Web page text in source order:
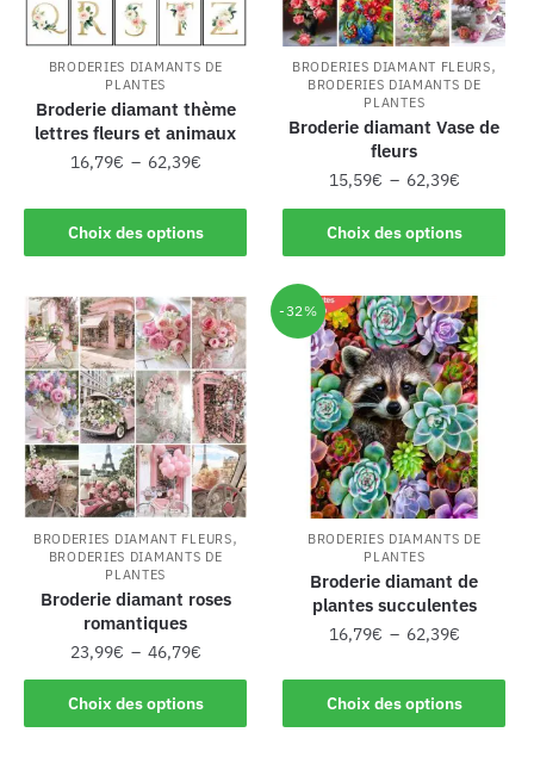
BRODERIES DIAMANTS DE
PLANTES
Broderie diamant thème
lettres fleurs et animaux
16,79€ – 62,39€
Choix des options
BRODERIES DIAMANT FLEURS,
BRODERIES DIAMANTS DE
PLANTES
Broderie diamant Vase de
fleurs
15,59€ – 62,39€
Choix des options
BRODERIES DIAMANT FLEURS,
BRODERIES DIAMANTS DE
PLANTES
Broderie diamant roses
romantiques
23,99€ – 46,79€
Choix des options
-32%
BRODERIES DIAMANTS DE
PLANTES
Broderie diamant de
plantes succulentes
16,79€ – 62,39€
Choix des options